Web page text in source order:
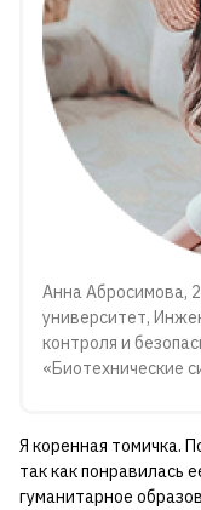
Анна Абросимова,
университет,
контроля и
«Биотехнические
Я коренная томичка.
так как понравилась
гуманитарное